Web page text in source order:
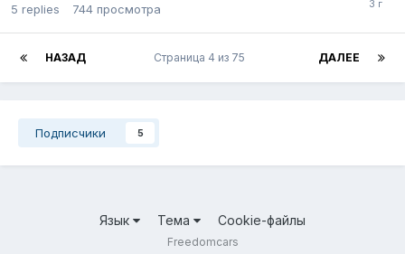
5 replies 744 просмотра
НАЗАД ДАЛЕЕ
Страница 4 из 75
Подписчики 5
Язык Тема Cookie-файлы
Freedomcars